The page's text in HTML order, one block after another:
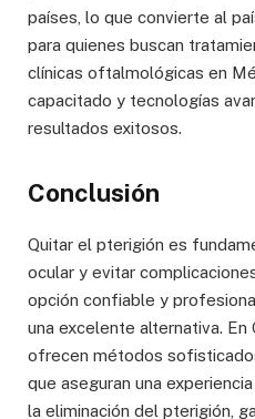
países, lo que convierte al
para quienes buscan
clínicas oftalmológicas en
capacitado y tecnologías
resultados exitosos.
Conclusión
Quitar el pterigión es
ocular y evitar
opción confiable y
una excelente alternativa. En
ofrecen métodos
que aseguran una
la eliminación del pterigión,